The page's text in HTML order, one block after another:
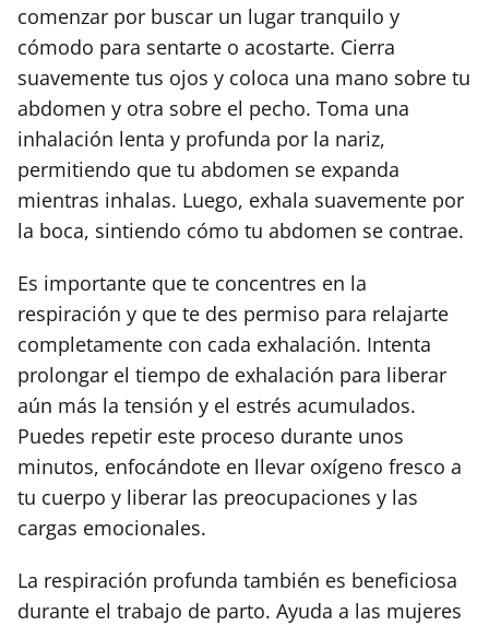
comenzar por buscar un lugar tranquilo y
cómodo para sentarte o acostarte. Cierra
suavemente tus ojos y coloca una mano sobre tu
abdomen y otra sobre el pecho. Toma una
inhalación lenta y profunda por la nariz,
permitiendo que tu abdomen se expanda
mientras inhalas. Luego, exhala suavemente por
la boca, sintiendo cómo tu abdomen se contrae.
Es importante que te concentres en la
respiración y que te des permiso para relajarte
completamente con cada exhalación. Intenta
prolongar el tiempo de exhalación para liberar
aún más la tensión y el estrés acumulados.
Puedes repetir este proceso durante unos
minutos, enfocándote en llevar oxígeno fresco a
tu cuerpo y liberar las preocupaciones y las
cargas emocionales.
La respiración profunda también es beneficiosa
durante el trabajo de parto. Ayuda a las mujeres